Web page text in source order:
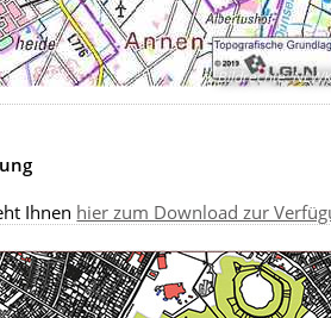
Bildrechte:
Ihnen hier zum Download zur